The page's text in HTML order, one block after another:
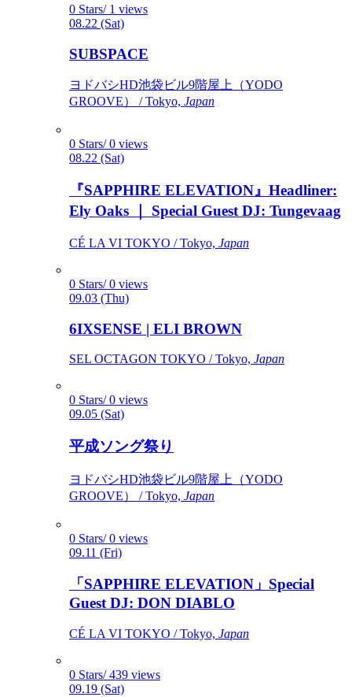
0 Stars/ 1 views
08.22 (Sat)
SUBSPACE
ヨドバシHD池袋ビル9階屋上（YODO
GROOVE） / Tokyo, Japan
0 Stars/ 0 views
08.22 (Sat)
『SAPPHIRE ELEVATION』Headliner:
Ely Oaks ｜ Special Guest DJ: Tungevaag
CÉ LA VI TOKYO / Tokyo, Japan
0 Stars/ 0 views
09.03 (Thu)
6IXSENSE | ELI BROWN
SEL OCTAGON TOKYO / Tokyo, Japan
0 Stars/ 0 views
09.05 (Sat)
平成ソング祭り
ヨドバシHD池袋ビル9階屋上（YODO
GROOVE） / Tokyo, Japan
0 Stars/ 0 views
09.11 (Fri)
「SAPPHIRE ELEVATION」Special
Guest DJ: DON DIABLO
CÉ LA VI TOKYO / Tokyo, Japan
0 Stars/ 439 views
09.19 (Sat)